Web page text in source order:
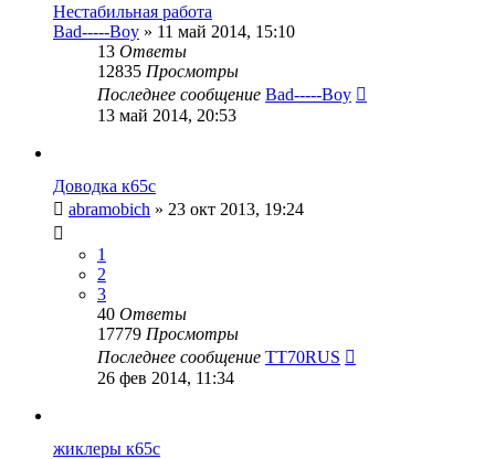
Нестабильная работа
Bad-----Boy » 11 май 2014, 15:10
13 Ответы
12835 Просмотры
Последнее сообщение Bad-----Boy
13 май 2014, 20:53
Доводка к65с
abramobich » 23 окт 2013, 19:24
1
2
3
40 Ответы
17779 Просмотры
Последнее сообщение TT70RUS
26 фев 2014, 11:34
жиклеры к65с